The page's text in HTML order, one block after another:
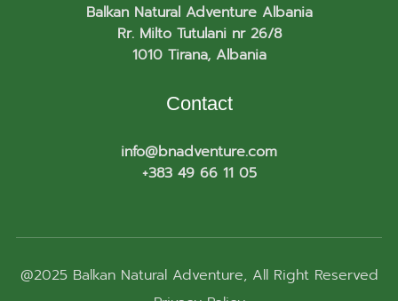
Balkan Natural Adventure Albania
Rr. Milto Tutulani nr 26/8
1010 Tirana, Albania
Contact
info@bnadventure.com
+383 49 66 11 05
@2025Balkan Natural Adventure, All Right Reserved